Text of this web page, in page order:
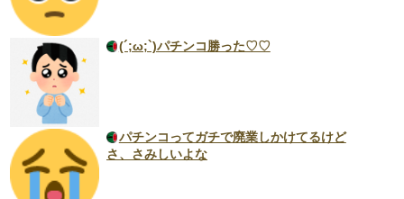
(´;ω;`)パチンコ勝った♡♡
パチンコってガチで廃業しかけてるけど
さ、さみしいよな